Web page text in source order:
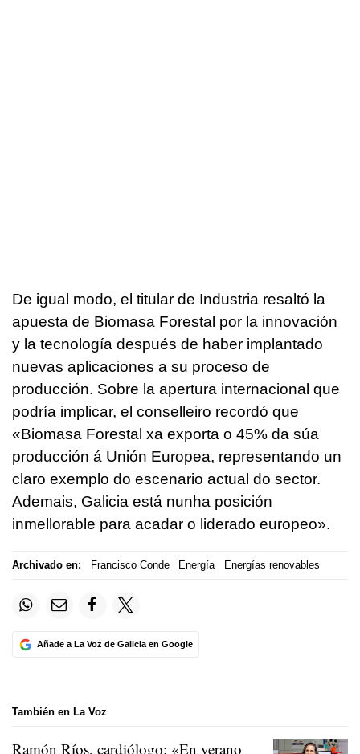
De igual modo, el titular de Industria resaltó la
apuesta de Biomasa Forestal por la innovación
y la tecnología después de haber implantado
nuevas aplicaciones a su proceso de
producción. Sobre la apertura internacional que
podría implicar, el conselleiro recordó que
«Biomasa Forestal xa exporta o 45% da súa
producción á Unión Europea, representando un
claro exemplo do escenario actual do sector.
Ademais, Galicia está nunha posición
inmellorable para acadar o liderado europeo».
Archivado en: Francisco Conde Energía Energías renovables
Añade a La Voz de Galicia en Google
También en La Voz
Ramón Ríos, cardiólogo: «En verano